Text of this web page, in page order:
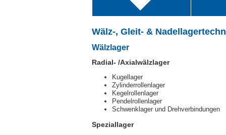
Wälz-, Gleit- &
Wälzlager
Radial- /Axialwälzlager
Kugellager
Zylinderrollenlager
Kegelrollenlager
Pendelrollenlager
Schwenklager und Drehverbindungen
Speziallager